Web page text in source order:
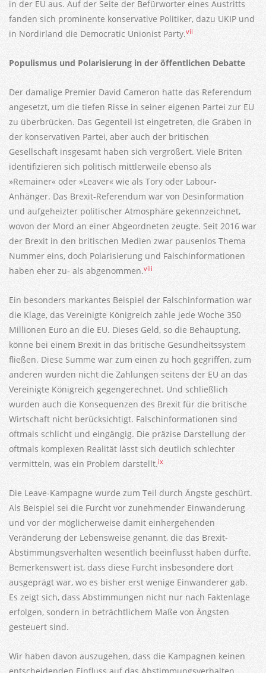
in der EU aus. Auf der Seite der Befürworter eines Austritts
fanden sich prominente konservative Politiker, dazu UKIP und
in Nordirland die Democratic Unionist Party.vii
Populismus und Polarisierung in der öffentlichen Debatte
Der damalige Premier David Cameron hatte das Referendum
angesetzt, um die tiefen Risse in seiner eigenen Partei zur EU
zu überbrücken. Das Gegenteil ist eingetreten, die Gräben in
der konservativen Partei, aber auch der britischen
Gesellschaft insgesamt haben sich vergrößert. Viele Briten
identifizieren sich politisch mittlerweile ebenso als
»Remainer« oder »Leaver« wie als Tory oder Labour-
Anhänger. Das Brexit-Referendum war von Desinformation
und aufgeheizter politischer Atmosphäre gekennzeichnet,
wovon der Mord an einer Abgeordneten zeugte. Seit 2016 war
der Brexit in den britischen Medien zwar pausenlos Thema
Nummer eins, doch Polarisierung und Falschinformationen
haben eher zu- als abgenommen.viii
Ein besonders markantes Beispiel der Falschinformation war
die Klage, das Vereinigte Königreich zahle jede Woche 350
Millionen Euro an die EU. Dieses Geld, so die Behauptung,
könne bei einem Brexit in das britische Gesundheitssystem
fließen. Diese Summe war zum einen zu hoch gegriffen, zum
anderen wurden nicht die Zahlungen seitens der EU an das
Vereinigte Königreich gegengerechnet. Und schließlich
wurden auch die Konsequenzen des Brexit für die britische
Wirtschaft nicht berücksichtigt. Falschinformationen sind
oftmals schlicht und eingängig. Die präzise Darstellung der
oftmals komplexen Realität lässt sich deutlich schlechter
vermitteln, was ein Problem darstellt.ix
Die Leave-Kampagne wurde zum Teil durch Ängste geschürt.
Als Beispiel sei die Furcht vor zunehmender Einwanderung
und vor der möglicherweise damit einhergehenden
Veränderung der Lebensweise genannt, die das Brexit-
Abstimmungsverhalten wesentlich beeinflusst haben dürfte.
Bemerkenswert ist, dass diese Furcht insbesondere dort
ausgeprägt war, wo es bisher erst wenige Einwanderer gab.
Es zeigt sich, dass Abstimmungen nicht nur nach Faktenlage
erfolgen, sondern in beträchtlichem Maße von Ängsten
gesteuert sind.
Wir haben davon auszugehen, dass die Kampagnen keinen